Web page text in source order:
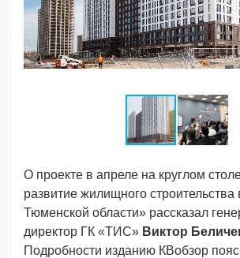
О проекте в апреле на круглом
развитие жилищного
Тюменской области» рассказал
директор ГК «ТИС» Виктор
Подробности изданию КВобзор